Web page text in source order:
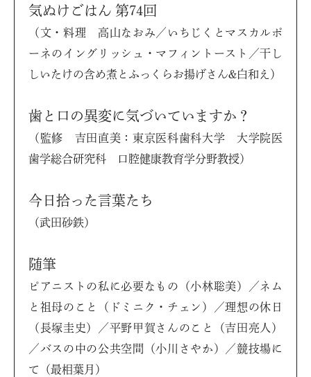
気ぬけごはん 第74回
（文・料理 高山なおみ／いちじくとマスカルポ
ーネのイングリッシュ・マフィントースト／干し
しいたけの含め煮とふっくらお揚げさん&白和え）
歯と口の異変に気づいていますか？
（監修 吉田直美：東京医科歯科大学 大学院医
歯学総合研究科 口腔健康教育学分野教授）
今日拾った言葉たち
（武田砂鉄）
随筆
ピアニストの私に必要なもの（小林聡美）／ネム
と祖母のこと（ドミニク・チェン）／理想の休日
（長塚圭史）／平野甲賀さんのこと（吉田亮人）
／バスの中の公共空間（小川さやか）／競技場に
て（最相葉月）